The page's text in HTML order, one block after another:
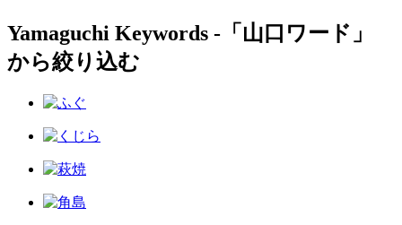
Yamaguchi Keywords ‐「山口ワード」
から絞り込む